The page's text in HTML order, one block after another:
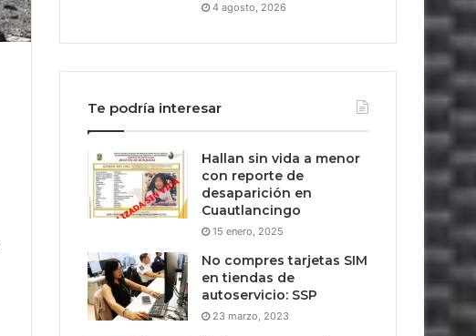
4 agosto, 2026
Te podría interesar
Hallan sin vida a menor
con reporte de
desaparición en
Cuautlancingo
15 enero, 2025
No compres tarjetas SIM
en tiendas de
autoservicio: SSP
23 marzo, 2023